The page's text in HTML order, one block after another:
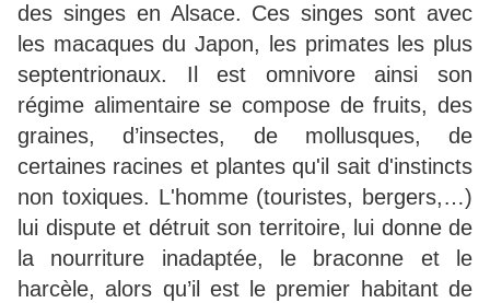
des singes en Alsace. Ces singes sont avec
les macaques du Japon, les primates les plus
septentrionaux. Il est omnivore ainsi son
régime alimentaire se compose de fruits, des
graines, d’insectes, de mollusques, de
certaines racines et plantes qu'il sait d'instincts
non toxiques. L'homme (touristes, bergers,…)
lui dispute et détruit son territoire, lui donne de
la nourriture inadaptée, le braconne et le
harcèle, alors qu’il est le premier habitant de